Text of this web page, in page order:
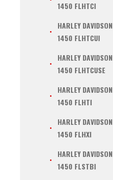
1450 FLHTCI
HARLEY DAVIDSON
1450 FLHTCUI
HARLEY DAVIDSON
1450 FLHTCUSE
HARLEY DAVIDSON
1450 FLHTI
HARLEY DAVIDSON
1450 FLHXI
HARLEY DAVIDSON
1450 FLSTBI